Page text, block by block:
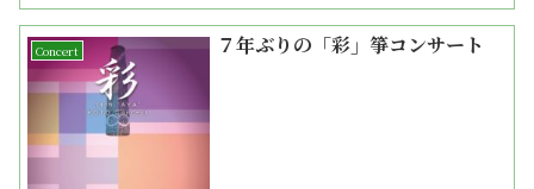
Concert ７年ぶりの「彩」箏コンサート